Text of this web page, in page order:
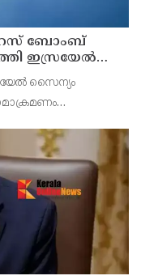
ബോംബ്
ഇസ്രയേൽ
സൈന്യം